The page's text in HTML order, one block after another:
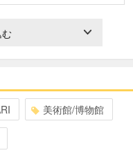
美術館/博物館